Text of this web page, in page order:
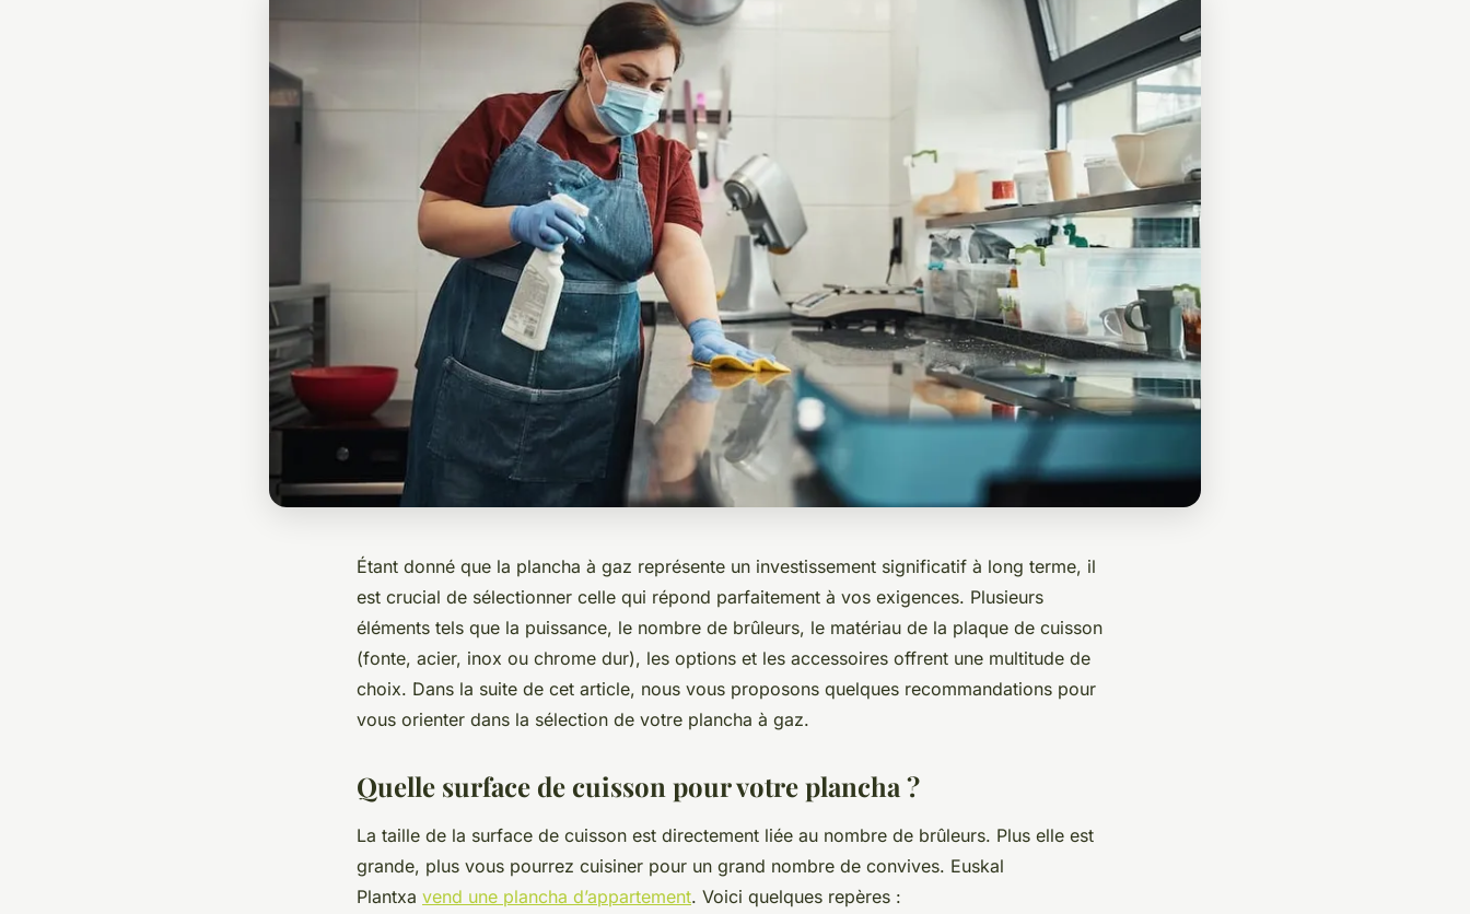
Étant donné que la plancha à gaz représente un investissement significatif à long terme, il
est crucial de sélectionner celle qui répond parfaitement à vos exigences. Plusieurs
éléments tels que la puissance, le nombre de brûleurs, le matériau de la plaque de cuisson
(fonte, acier, inox ou chrome dur), les options et les accessoires offrent une multitude de
choix. Dans la suite de cet article, nous vous proposons quelques recommandations pour
vous orienter dans la sélection de votre plancha à gaz.
Quelle surface de cuisson pour votre plancha ?
La taille de la surface de cuisson est directement liée au nombre de brûleurs. Plus elle est
grande, plus vous pourrez cuisiner pour un grand nombre de convives. Euskal
Plantxa vend une plancha d’appartement. Voici quelques repères :